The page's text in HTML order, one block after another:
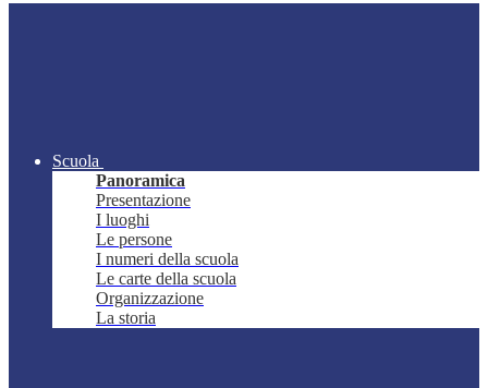
Scuola
Panoramica
Presentazione
I luoghi
Le persone
I numeri della scuola
Le carte della scuola
Organizzazione
La storia